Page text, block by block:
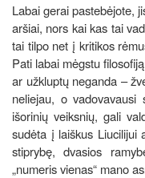
Labai gerai pastebėjote,
aršiai, nors kai kas tai
tai tilpo net į kritikos
Pati labai mėgstu
ar užkluptų neganda –
neliejau, o vadovavausi
išorinių veiksnių, gali
sudėta į laiškus Liucilijui
stiprybę, dvasios
„numeris vienas“ mano